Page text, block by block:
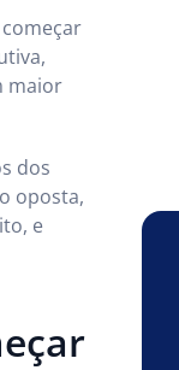
maior
dos
oposta,
e